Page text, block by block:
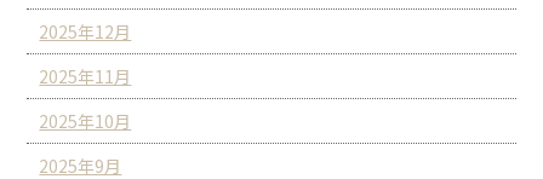
2025年12月
2025年11月
2025年10月
2025年9月